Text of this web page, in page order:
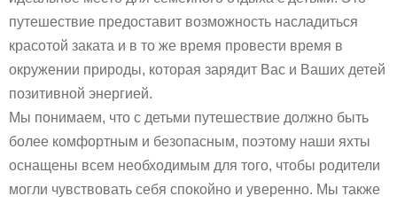
путешествие предоставит возможность насладиться
красотой заката и в то же время провести время в
окружении природы, которая зарядит Вас и Ваших детей
позитивной энергией.
Мы понимаем, что с детьми путешествие должно быть
более комфортным и безопасным, поэтому наши яхты
оснащены всем необходимым для того, чтобы родители
могли чувствовать себя спокойно и уверенно. Мы также